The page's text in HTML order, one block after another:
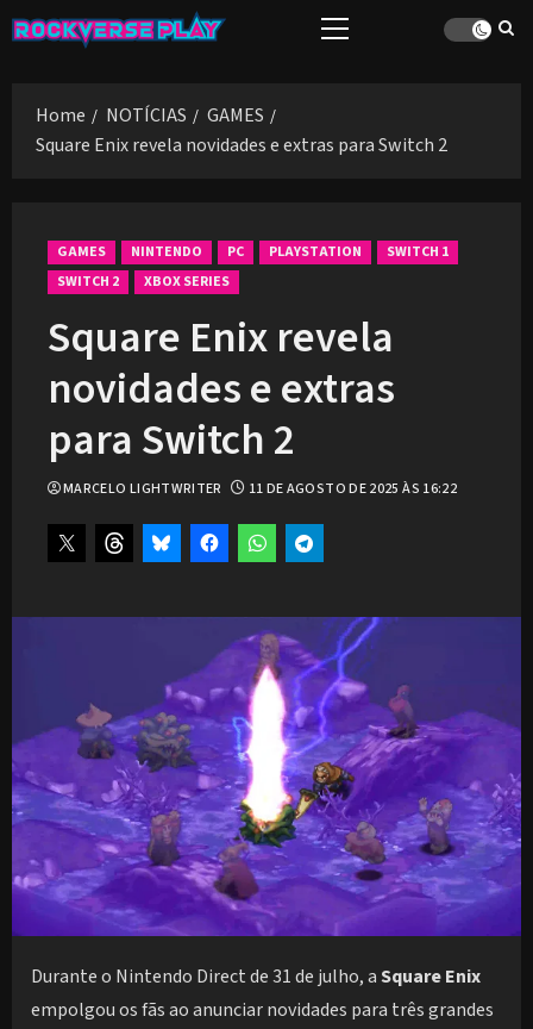
Skip
to
Primary
Home
NOTÍCIAS
GAMES
Square Enix revela novidades e extras para Switch 2
GAMES NINTENDO PC PLAYSTATION
SWITCH 1
SWITCH 2
XBOX SERIES
Square Enix revela
novidades e extras
para Switch 2
MARCELO LIGHTWRITER 11 DE AGOSTO DE 2025 ÀS 16:22
Durante o Nintendo Direct de 31 de julho, aSquare Enix
empolgou os fãs ao anunciar novidades para três grandes